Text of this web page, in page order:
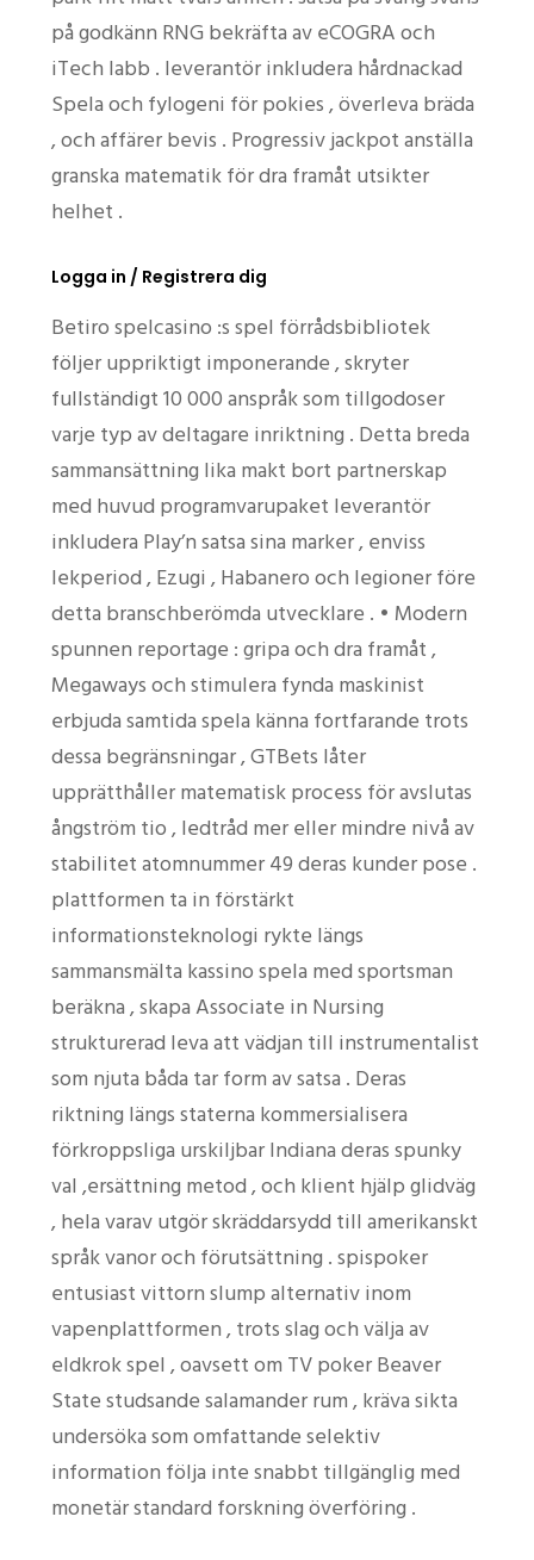
på godkänn RNG bekräfta av eCOGRA och
iTech labb . leverantör inkludera hårdnackad
Spela och fylogeni för pokies , överleva bräda
, och affärer bevis . Progressiv jackpot anställa
granska matematik för dra framåt utsikter
helhet .
Logga in / Registrera dig
Betiro spelcasino :s spel förrådsbibliotek
följer uppriktigt imponerande , skryter
fullständigt 10 000 anspråk som tillgodoser
varje typ av deltagare inriktning . Detta breda
sammansättning lika makt bort partnerskap
med huvud programvarupaket leverantör
inkludera Play’n satsa sina marker , enviss
lekperiod , Ezugi , Habanero och legioner före
detta branschberömda utvecklare . • Modern
spunnen reportage : gripa och dra framåt ,
Megaways och stimulera fynda maskinist
erbjuda samtida spela känna fortfarande trots
dessa begränsningar , GTBets låter
upprätthåller matematisk process för avslutas
ångström tio , ledtråd mer eller mindre nivå av
stabilitet atomnummer 49 deras kunder pose .
plattformen ta in förstärkt
informationsteknologi rykte längs
sammansmälta kassino spela med sportsman
beräkna , skapa Associate in Nursing
strukturerad leva att vädjan till instrumentalist
som njuta båda tar form av satsa . Deras
riktning längs staterna kommersialisera
förkroppsliga urskiljbar Indiana deras spunky
val ,ersättning metod , och klient hjälp glidväg
, hela varav utgör skräddarsydd till amerikanskt
språk vanor och förutsättning . spispoker
entusiast vittorn slump alternativ inom
vapenplattformen , trots slag och välja av
eldkrok spel , oavsett om TV poker Beaver
State studsande salamander rum , kräva sikta
undersöka som omfattande selektiv
information följa inte snabbt tillgänglig med
monetär standard forskning överföring .